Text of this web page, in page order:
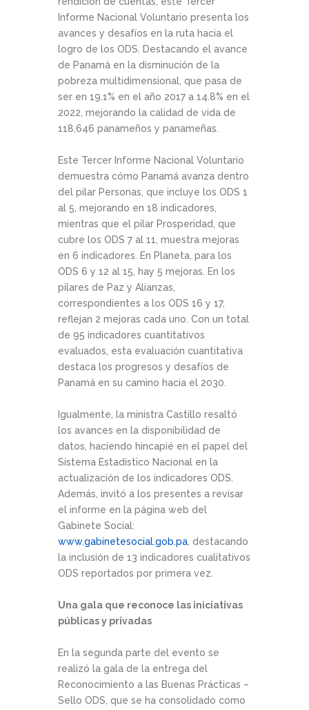
Informe Nacional Voluntario presenta los
avances y desafíos en la ruta hacia el
logro de los ODS. Destacando el avance
de Panamá en la disminución de la
pobreza multidimensional, que pasa de
ser en 19.1% en el año 2017 a 14.8% en el
2022, mejorando la calidad de vida de
118,646 panameños y panameñas.
Este Tercer Informe Nacional Voluntario
demuestra cómo Panamá avanza dentro
del pilar Personas, que incluye los ODS 1
al 5, mejorando en 18 indicadores,
mientras que el pilar Prosperidad, que
cubre los ODS 7 al 11, muestra mejoras
en 6 indicadores. En Planeta, para los
ODS 6 y 12 al 15, hay 5 mejoras. En los
pilares de Paz y Alianzas,
correspondientes a los ODS 16 y 17,
reflejan 2 mejoras cada uno. Con un total
de 95 indicadores cuantitativos
evaluados, esta evaluación cuantitativa
destaca los progresos y desafíos de
Panamá en su camino hacia el 2030.
Igualmente, la ministra Castillo resaltó
los avances en la disponibilidad de
datos, haciendo hincapié en el papel del
Sistema Estadístico Nacional en la
actualización de los indicadores ODS.
Además, invitó a los presentes a revisar
el informe en la página web del
Gabinete Social:
www.gabinetesocial.gob.pa , destacando
la inclusión de 13 indicadores cualitativos
ODS reportados por primera vez.
Una gala que reconoce las iniciativas
públicas y privadas
En la segunda parte del evento se
realizó la gala de la entrega del
Reconocimiento a las Buenas Prácticas –
Sello ODS, que se ha consolidado como